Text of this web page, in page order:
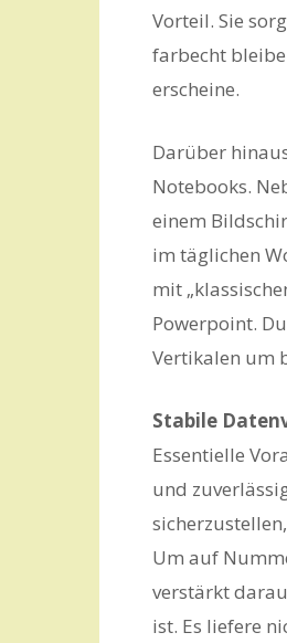
Vorteil. Sie
farbecht
erscheine.
Darüber
Notebooks.
einem
im täglichen
mit
Powerpoint.
Vertikalen um
Stabile
Essentielle
und
Um auf
verstärkt
ist. Es liefere